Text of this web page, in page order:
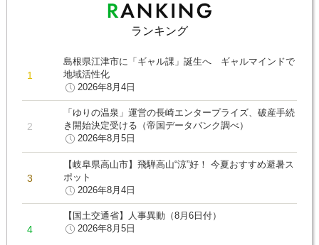
ランキング
島根県江津市に「ギャル課」誕生へ ギャルマインドで
地域活性化
2026年8月4日
「ゆりの温泉」運営の長崎エンタープライズ、破産手続
き開始決定受ける（帝国データバンク調べ）
2026年8月5日
【岐阜県高山市】飛騨高山“涼”好！ 今夏おすすめ避暑ス
ポット
2026年8月4日
【国土交通省】人事異動（8月6日付）
2026年8月5日